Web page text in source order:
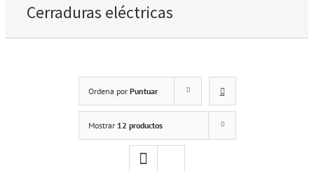
Cerraduras eléctricas
Ordena por Puntuar
Mostrar 12 productos